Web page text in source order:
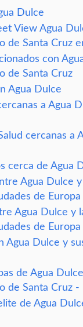
Dulce
View Agua
de Santa Cruz
con
de Santa Cruz
Agua Dulce
a Agua
cercanas a
cerca de Agua
Agua Dulce y
de Europa
Agua Dulce y
de Europa
Agua Dulce y
de Agua
de Santa Cruz -
de Agua